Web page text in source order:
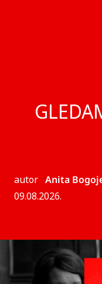
autor Anita
09.08.2026.